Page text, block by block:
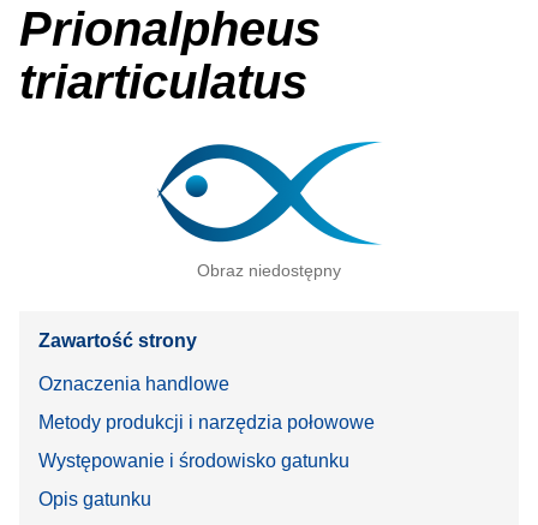
Prionalpheus
triarticulatus
Obraz niedostępny
Zawartość strony
Oznaczenia handlowe
Metody produkcji i narzędzia połowowe
Występowanie i środowisko gatunku
Opis gatunku